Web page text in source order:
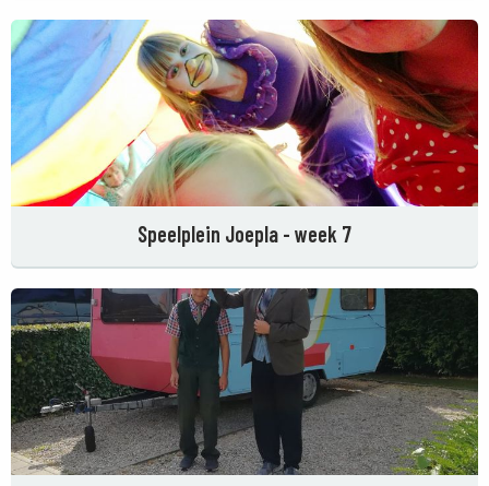
Speelplein Joepla - week 7